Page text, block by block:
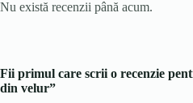
Nu există recenzii până acum.
Fii primul care scrii o recenzie
din velur”